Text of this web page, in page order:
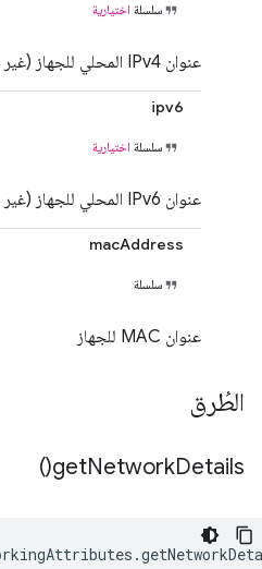
سلسلة اختيارية
عنوان IPv4 المحلي للجهاز (غير محدّد إذا لم يتم ضبطه).
ipv6
سلسلة اختيارية
عنوان IPv6 المحلي للجهاز (غير محدّد إذا لم يتم ضبطه).
macAddress
سلسلة
عنوان MAC للجهاز
الطُرق
getNetworkDetails(
)
.